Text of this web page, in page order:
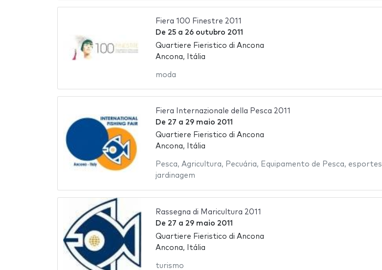
Fiera 100 Finestre 2011
De 25a 26 outubro 2011
Quartiere Fieristico di Ancona
Ancona, Itália
moda
Fiera Internazionale della Pesca 2011
De 27 a 29 maio 2011
Quartiere Fieristico di Ancona
Ancona, Itália
Pesca, Agricultura, Pecuária, Equipamento de Pesca, esportes
jardinagem
Rassegna di Maricultura 2011
De 27 a 29 maio 2011
Quartiere Fieristico di Ancona
Ancona, Itália
turismo